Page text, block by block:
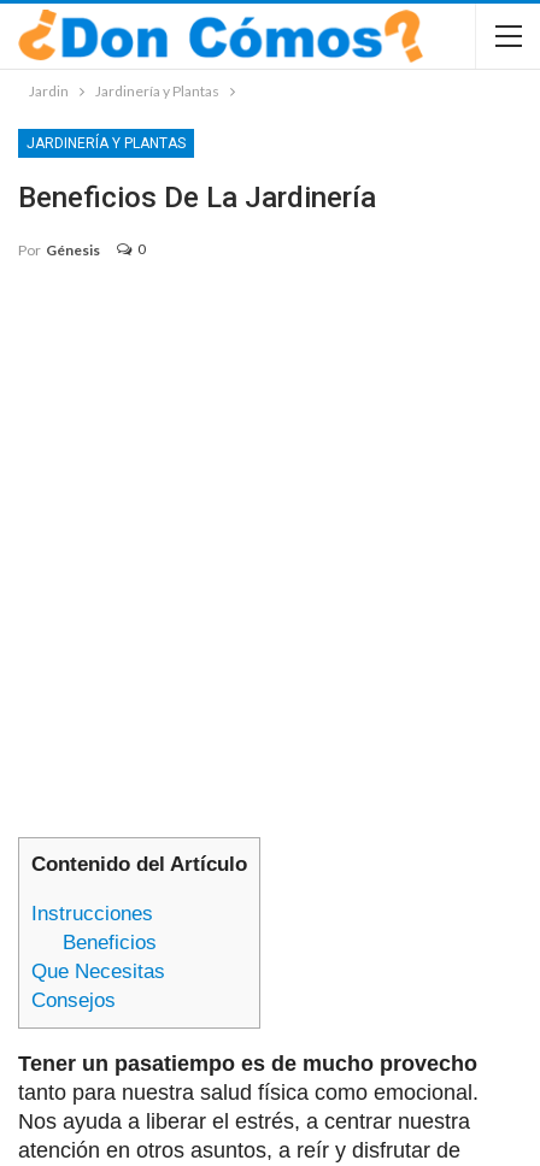
Jardin Jardinería y Plantas
JARDINERÍA Y PLANTAS
Beneficios De La Jardinería
Por Génesis 0
Contenido del Artículo
Instrucciones
Beneficios
Que Necesitas
Consejos
Tener un pasatiempo es de mucho provecho
tanto para nuestra salud física como emocional.
Nos ayuda a liberar el estrés, a centrar nuestra
atención en otros asuntos, a reír y disfrutar de